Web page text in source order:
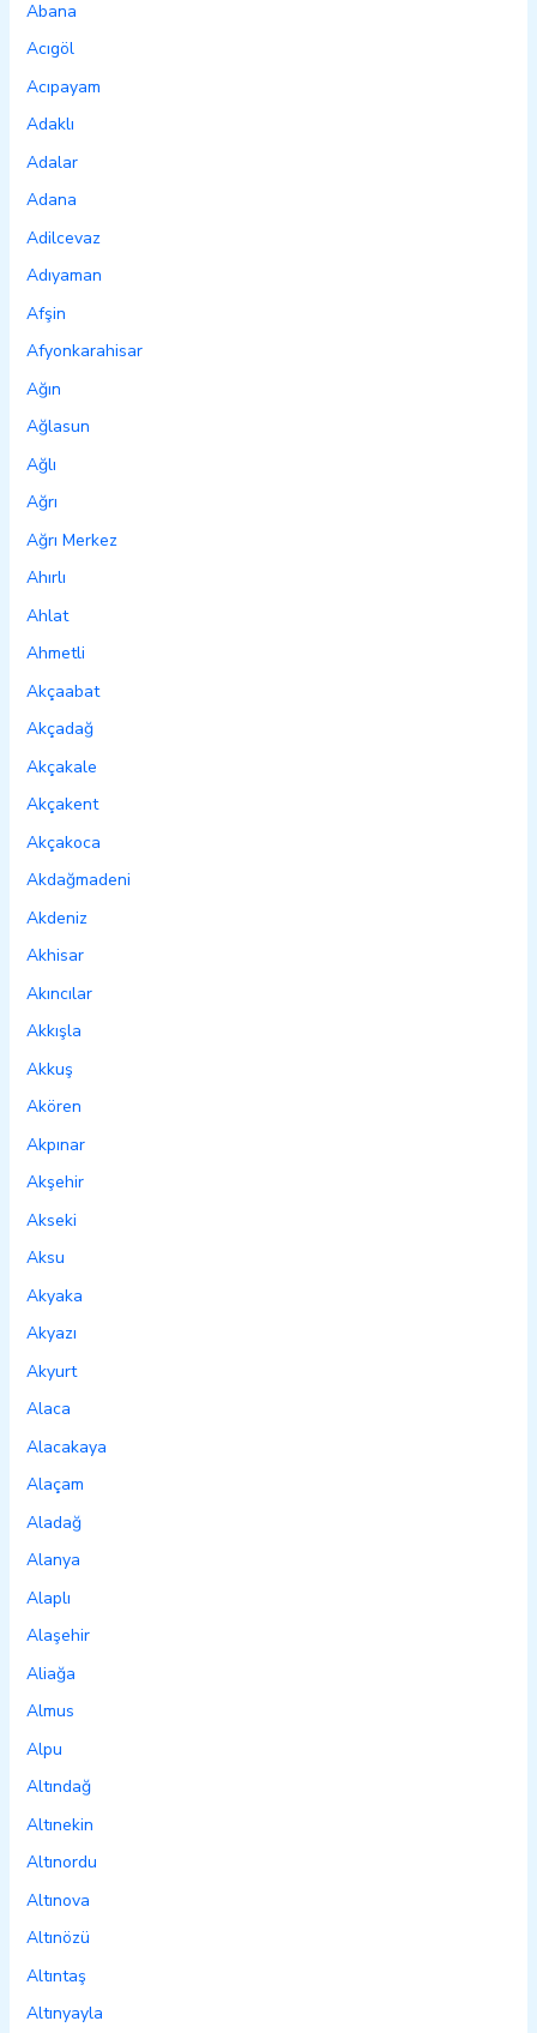
Abana
Acıgöl
Acıpayam
Adaklı
Adalar
Adana
Adilcevaz
Adıyaman
Afşin
Afyonkarahisar
Ağın
Ağlasun
Ağlı
Ağrı
Ağrı Merkez
Ahırlı
Ahlat
Ahmetli
Akçaabat
Akçadağ
Akçakale
Akçakent
Akçakoca
Akdağmadeni
Akdeniz
Akhisar
Akıncılar
Akkışla
Akkuş
Akören
Akpınar
Akşehir
Akseki
Aksu
Akyaka
Akyazı
Akyurt
Alaca
Alacakaya
Alaçam
Aladağ
Alanya
Alaplı
Alaşehir
Aliağa
Almus
Alpu
Altındağ
Altınekin
Altınordu
Altınova
Altınözü
Altıntaş
Altınyayla